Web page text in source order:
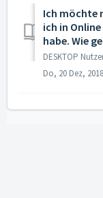
Ich möchte
ich in
habe. Wie
Do, 20 Dez,